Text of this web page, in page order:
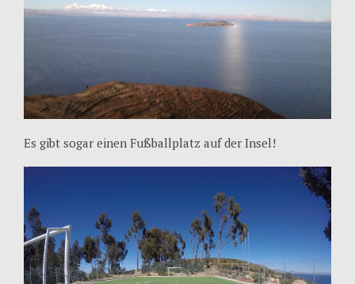
Es gibt sogar einen Fußballplatz auf der Insel!